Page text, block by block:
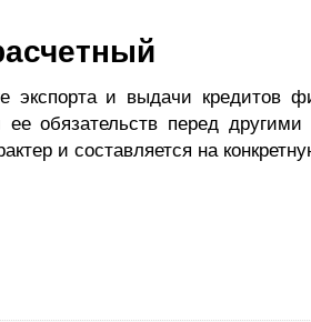
экспорта и выдачи кредитов
обязательств перед другими
и составляется на